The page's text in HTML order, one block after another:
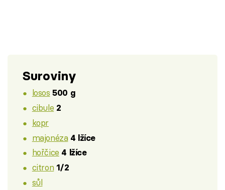
Suroviny
losos 500 g
cibule 2
kopr
majonéza 4 lžíce
hořčice 4 lžíce
citron 1/2
sůl